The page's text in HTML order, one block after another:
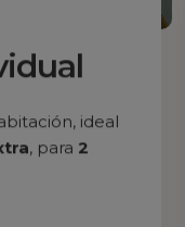
ideal
, para 2